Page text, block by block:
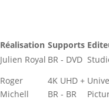
Réalisation Supports
Julien Royal BR - DVD
Roger
Michell
4K UHD +
BR - BR